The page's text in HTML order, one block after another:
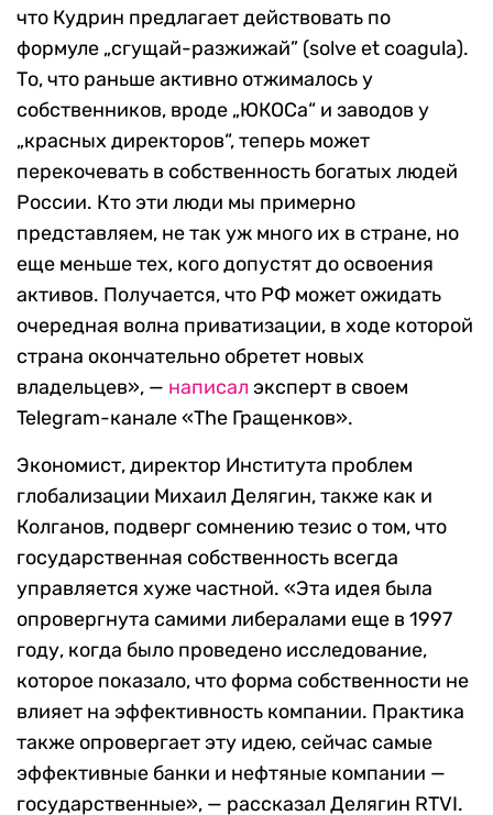
что Кудрин предлагает действовать по
формуле „сгущай-разжижай” (solve et coagula).
То, что раньше активно отжималось у
собственников, вроде „ЮКОСа“ и заводов у
„красных директоров“, теперь может
перекочевать в собственность богатых людей
России. Кто эти люди мы примерно
представляем, не так уж много их в стране, но
еще меньше тех, кого допустят до освоения
активов. Получается, что РФ может ожидать
очередная волна приватизации, в ходе которой
страна окончательно обретет новых
владельцев», — написал эксперт в своем
Telegram-канале «The Гращенков».
Экономист, директор Института проблем
глобализации Михаил Делягин, также как и
Колганов, подверг сомнению тезис о том, что
государственная собственность всегда
управляется хуже частной. «Эта идея была
опровергнута самими либералами еще в 1997
году, когда было проведено исследование,
которое показало, что форма собственности не
влияет на эффективность компании. Практика
также опровергает эту идею, сейчас самые
эффективные банки и нефтяные компании —
государственные», — рассказал Делягин RTVI.